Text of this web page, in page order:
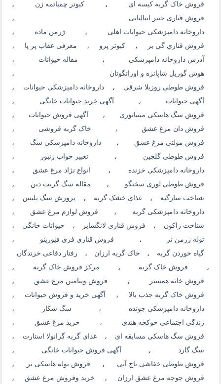
فروش خاک گربه کیسه ای ، کبوتر چمباتمه زن ،
فروش قناری جیبر ایتالیایی ،
داروخانه دامپزشکی حیوانات اهلی ، ژرمن ماده ،
فروش قناري گي بر ، کبوتر پرو ، معرفی عقاب پر پا ،
آدرس داروخانه دامپزشکی ، مقاله حیوانات ،
هوش گوریل شاپانزه و اورانگوتان ،
فروش طوطی روزیلا شرقی ، داروخانه دامپزشکی حیوانات ،
آگهی حیوانات ، آگهی خرید حیوانات خانگی ،
فروش سگ هاسکی مینیاتوری ، آگهی فروش حیوانات ،
فروش دان مرغ عشق ، خاک گربه فروشی ،
فروش مولتی مرغ عشق ، داروخانه دامپزشکی سگ ،
فروش طوطی گلچین ، تعبیر خواب زنبور ،
داروخانه دامپزشکی خزنده ، انواع نژاد مرغ عشق ،
فروش طوطی لوری سخنگو ، مقاله سگ گریت دین ،
شناخت سارگپه ، غذای خشک گربه ، پرورش سگ پلیس ،
داروخانه دامپزشکی گربه ، فروش لوازم مرغ عشق ،
شناخت راکون ، فروش قناری لانگشایر ، حیوانات خانگی ،
توله ژرمن نر ، فروش قناری فری فیورینو ،
گیاه خوردن گربه ، خاک گربه ارزان ، رفتار دفاعی خزندگان
، فروش خاک گربه ، مرکز فروش خاک گربه ،
فروش خانه همستر ، فروش ویتامین مرغ عشق ،
فروش خاک گربه جذب بالا ، آگهی خرید و فروش حیوانات ،
داروخانه دامپزشکی جونده ، سگ شکار ،
زندگی اجتماعی خوکچه هندی ، خرید مرغ عشق ،
فروش سگ هاسکی مسابقه ای ، غذای گربه گرانولا استارت ،
سگ گارد ، آگهی فروش حیوانات خانگی ،
فروش طوطی خفاشی تاج آبی ، فروش توله هاسکی نر ،
فروش جوجه مرغ عشق ارزان ، خرید وفروش مرغ عشق ،